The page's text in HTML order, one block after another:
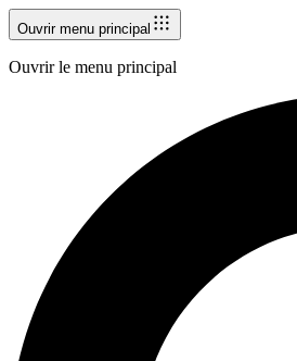
Ouvrir menu principal
Ouvrir le menu principal